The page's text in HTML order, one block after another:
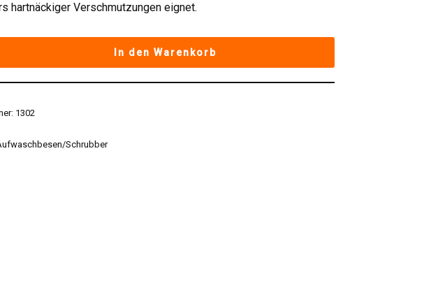
hartnäckiger Verschmutzungen eignet.
In den Warenkorb
1302
Schrubber